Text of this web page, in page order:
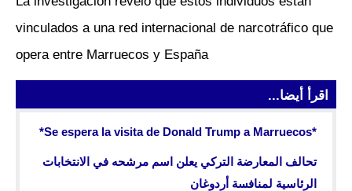
vinculados a una red internacional de narcotráfico que
opera entre Marruecos y España
اقرأ أيضا...
*Se espera la visita de Donald Trump a Marruecos*
تحالف المعارضة التركي يعلن اسم مرشحه في الانتخابات
الرئاسية لمنافسة أردوغان